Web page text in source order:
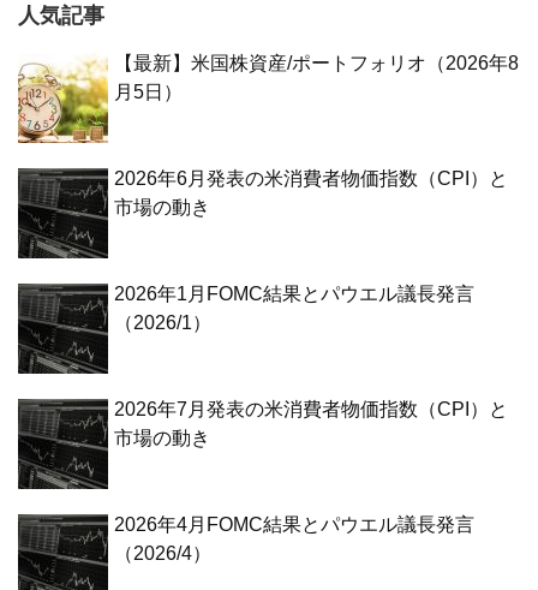
人気記事
【最新】米国株資産/ポートフォリオ（2026年8
月5日）
2026年6月発表の米消費者物価指数（CPI）と
市場の動き
2026年1月FOMC結果とパウエル議長発言
（2026/1）
2026年7月発表の米消費者物価指数（CPI）と
市場の動き
2026年4月FOMC結果とパウエル議長発言
（2026/4）